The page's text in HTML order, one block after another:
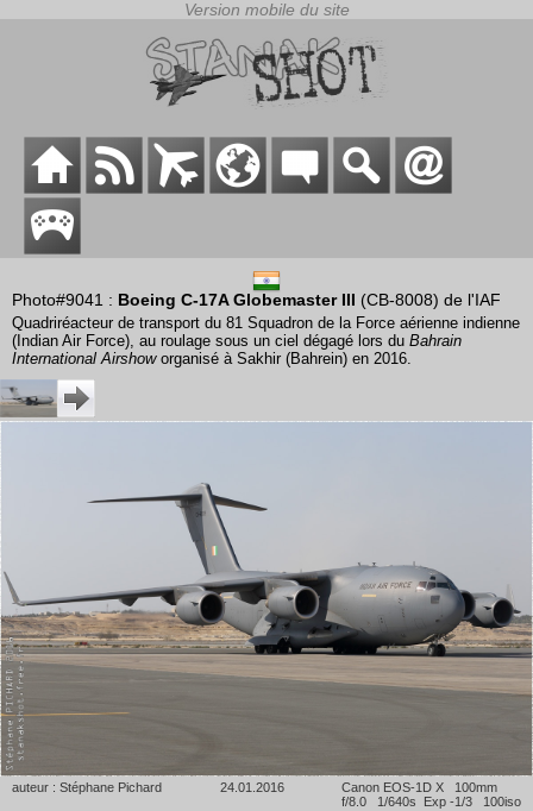
Photo#9041 : Boeing C-17A Globemaster III (CB-8008) de l'IAF
Quadriréacteur de transport du 81 Squadron de la Force aérienne indienne
(Indian Air Force), au roulage sous un ciel dégagé lors du Bahrain
International Airshoworganisé à Sakhir (Bahrein) en 2016.
auteur : Stéphane Pichard 24.01.2016
Canon EOS-1D X 100mm
f/8.0 1/640s Exp -1/3 100iso